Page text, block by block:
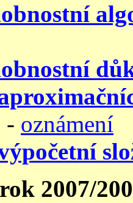
- oznámení
2007/